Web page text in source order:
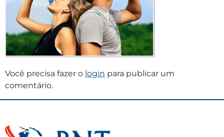
Você precisa fazer o login para publicar um
comentário.